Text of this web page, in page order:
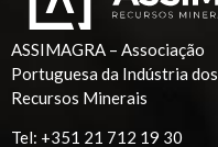
ASSIMAGRA – Associação
Portuguesa da Indústria dos
Recursos Minerais
Tel: +351 21 712 19 30